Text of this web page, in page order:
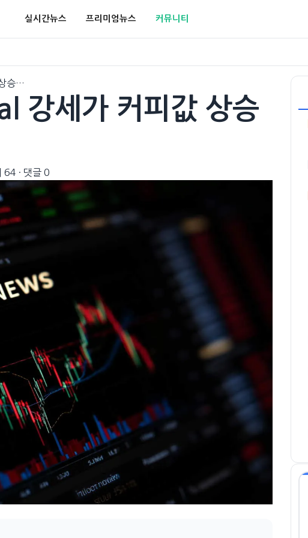
실시간뉴스 프리미엄뉴스 커뮤니티
승…
강세가 커피값 상승
64 · 댓글 0